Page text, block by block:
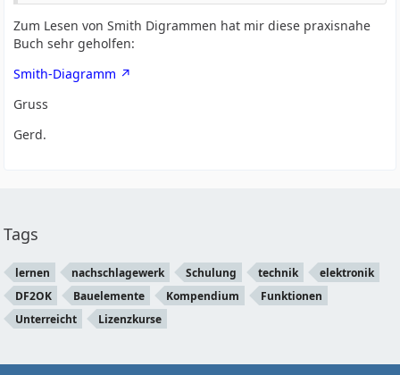
Zum Lesen von Smith Digrammen hat mir diese praxisnahe
Buch sehr geholfen:
Smith-Diagramm
Gruss
Gerd.
Tags
lernen nachschlagewerk Schulung technik
elektronik
DF2OK
Bauelemente Kompendium
Funktionen
Unterreicht
Lizenzkurse